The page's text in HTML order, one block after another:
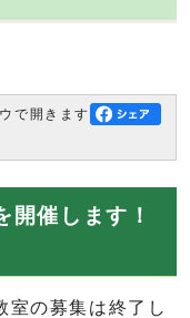
で開きます
開催します！
室の募集は終了し